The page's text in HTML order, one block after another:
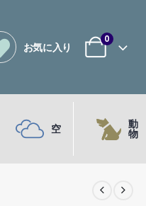
お気に入り
0
空 動
物